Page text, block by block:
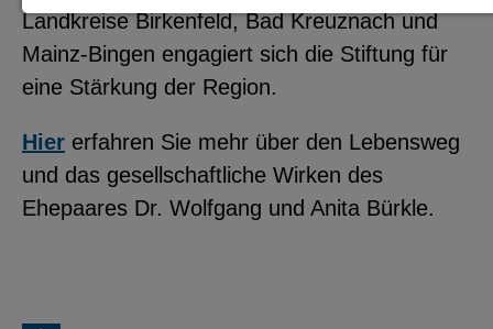
Landkreise Birkenfeld, Bad Kreuznach und
Mainz-Bingen engagiert sich die Stiftung für
eine Stärkung der Region.
Hier erfahren Sie mehr über den Lebensweg
und das gesellschaftliche Wirken des
Ehepaares Dr. Wolfgang und Anita Bürkle.
Notwendige Cookies zur Session-
Verwaltung und für die generelle
Funktionalität der Seite (immer
notwendig).